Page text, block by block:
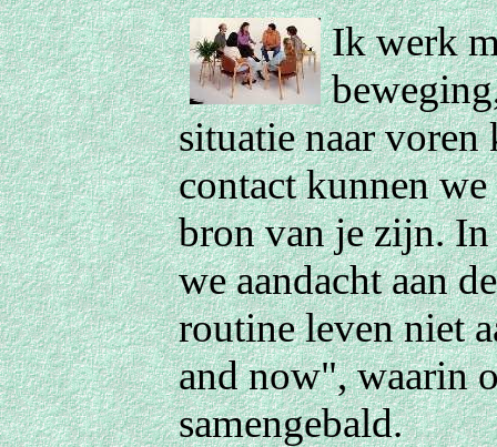
Ik werk
situatie naar voren
contact kunnen
bron van je zijn. In
we aandacht aan
routine leven niet
and now", waarin
samengebald.